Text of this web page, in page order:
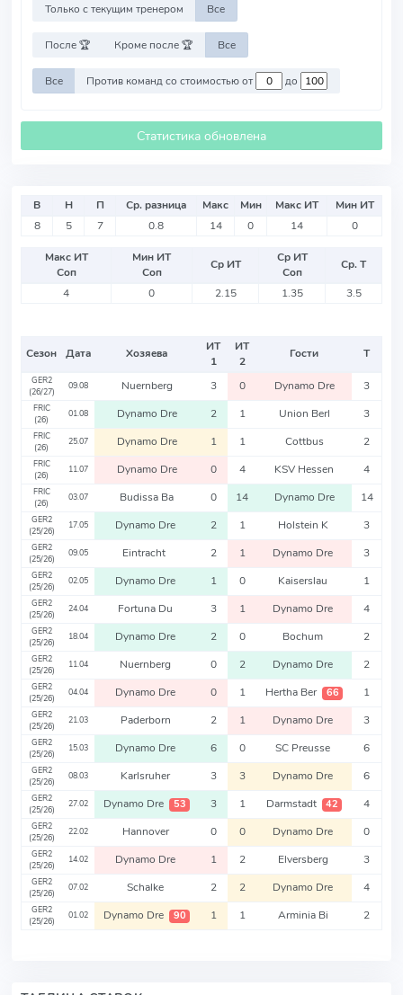
Только с текущим тренером Все
После 🏆 Кроме после 🏆 Все
Все Против команд со стоимостью от до
Статистика обновлена
В Н П Ср. разница Макс Мин Макс ИТ
Мин ИТ
8
5 7 0.8 14 0 14 0
Макс ИТ
Соп
Мин ИТ
Соп
Ср ИТ
Ср ИТ
Соп
Ср. Т
4
0 2.15 1.35 3.5
Сезон Дата Хозяева
ИТ
1
ИТ
2
Гости Т
GER2
(26/27)
09.08 Nuernberg 3 0 Dynamo Dre 3
FRIC
(26)
01.08 Dynamo Dre 2 1 Union Berl 3
FRIC
(26)
25.07 Dynamo Dre 1 1 Cottbus 2
FRIC
(26)
11.07 Dynamo Dre 0 4 KSV Hessen 4
FRIC
(26)
03.07 Budissa Ba 0 14 Dynamo Dre 14
GER2
(25/26)
17.05 Dynamo Dre 2 1 Holstein K 3
GER2
(25/26)
09.05 Eintracht 2 1 Dynamo Dre 3
GER2
(25/26)
02.05 Dynamo Dre 1 0 Kaiserslau 1
GER2
(25/26)
24.04 Fortuna Du 3 1 Dynamo Dre 4
GER2
(25/26)
18.04 Dynamo Dre 2 0 Bochum 2
GER2
(25/26)
11.04 Nuernberg 0 2 Dynamo Dre 2
GER2
(25/26)
04.04 Dynamo Dre 0 1 Hertha Ber 66 1
GER2
(25/26)
21.03 Paderborn 2 1 Dynamo Dre 3
GER2
(25/26)
15.03 Dynamo Dre 6 0 SC Preusse 6
GER2
(25/26)
08.03 Karlsruher 3 3 Dynamo Dre 6
GER2
(25/26)
27.02 Dynamo Dre 53 3 1 Darmstadt 42 4
GER2
(25/26)
22.02 Hannover 0 0 Dynamo Dre 0
GER2
(25/26)
14.02 Dynamo Dre 1 2 Elversberg 3
GER2
(25/26)
07.02 Schalke 2 2 Dynamo Dre 4
GER2
(25/26)
01.02 Dynamo Dre 90 1 1 Arminia Bi 2